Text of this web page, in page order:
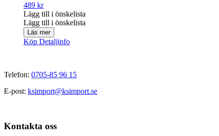
489 kr
Lägg till i önskelista
Lägg till i önskelista
Läs mer
Köp Detaljinfo
Telefon: 0705-85 96 15
E-post: ksimport@ksimport.se
Kontakta oss